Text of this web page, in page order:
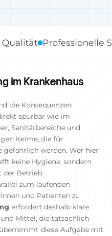
Professionelle
im Krankenhaus
die Konsequenzen
spürbar wie im
Sanitärbereiche und
Keime, die für
werden. Wer hier
keine Hygiene, sondern
der Betrieb:
zum laufenden
und Patienten zu
erfordert deshalb klare
Mittel, die tatsächlich
diese Aufgabe mit